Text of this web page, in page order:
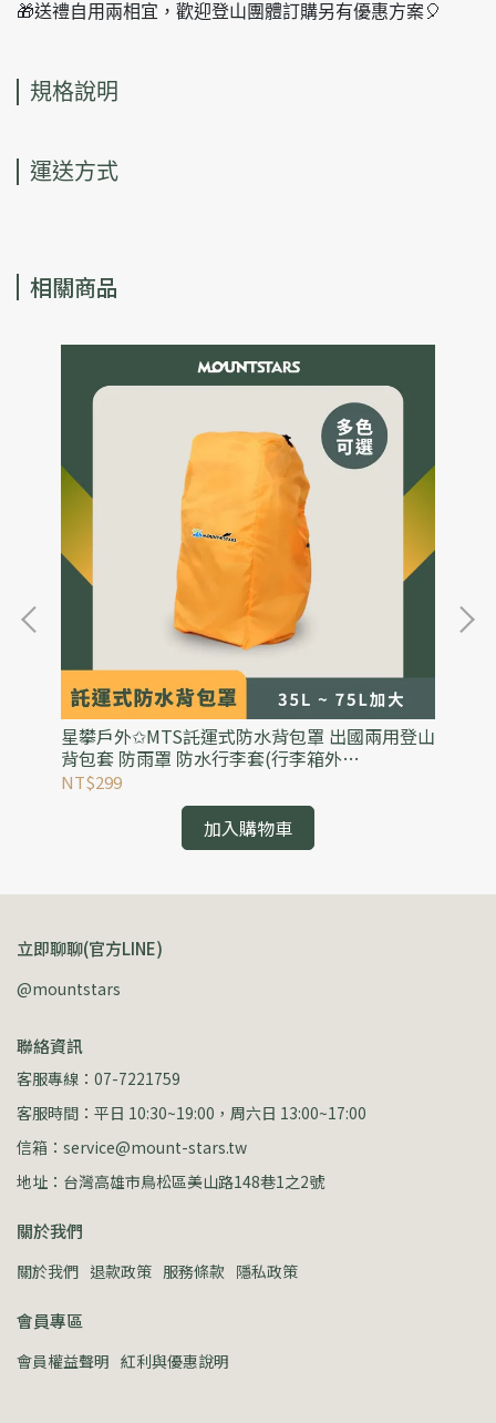
🎁送禮自用兩相宜，歡迎登山團體訂購另有優惠方案🎈
規格說明
運送方式
相關商品
星攀戶外✩MTS託運式防水背包罩 出國兩用登山
背包套 防雨罩 防水行李套(行李箱外
罩)35L~75L加大防水背包防雨罩
NT$299
加入購物車
立即聊聊(官方LINE)
@mountstars
聯絡資訊
客服專線：07-7221759
客服時間：平日 10:30~19:00，周六日 13:00~17:00
信箱：service@mount-stars.tw
地址：台灣高雄市鳥松區美山路148巷1之2號
關於我們
關於我們 退款政策 服務條款 隱私政策
會員專區
會員權益聲明 紅利與優惠說明